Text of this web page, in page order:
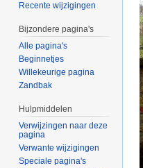
Recente wijzigingen
Bijzondere pagina's
Alle pagina's
Beginnetjes
Willekeurige pagina
Zandbak
Hulpmiddelen
Verwijzingen naar deze
pagina
Verwante wijzigingen
Speciale pagina's